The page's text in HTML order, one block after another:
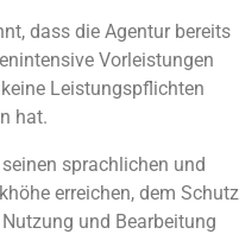
dass die Agentur bereits
Vorleistungen
Leistungspflichten
hat.
sprachlichen und
erreichen, dem Schutz
und Bearbeitung